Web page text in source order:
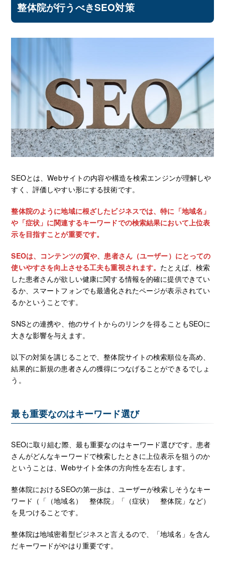
整体院が行うべきSEO対策
SEOとは、Webサイトの内容や構造を検索エンジンが理解しや
すく、評価しやすい形にする技術です。
整体院のように地域に根ざしたビジネスでは、特に「地域名」
や「症状」に関連するキーワードでの検索結果において上位表
示を目指すことが重要です。
SEOは、コンテンツの質や、患者さん（ユーザー）にとっての
使いやすさを向上させる工夫も重視されます。 たとえば、検索
した患者さんが欲しい健康に関する情報を的確に提供できてい
るか、スマートフォンでも最適化されたページが表示されてい
るかということです。
SNSとの連携や、他のサイトからのリンクを得ることもSEOに
大きな影響を与えます。
以下の対策を講じることで、整体院サイトの検索順位を高め、
結果的に新規の患者さんの獲得につなげることができるでしょ
う。
最も重要なのはキーワード選び
SEOに取り組む際、最も重要なのはキーワード選びです。患者
さんがどんなキーワードで検索したときに上位表示を狙うのか
ということは、Webサイト全体の方向性を左右します。
整体院におけるSEOの第一歩は、ユーザーが検索しそうなキー
ワード（「（地域名） 整体院」「（症状） 整体院」など）
を見つけることです。
整体院は地域密着型ビジネスと言えるので、「地域名」を含ん
だキーワードがやはり重要です。